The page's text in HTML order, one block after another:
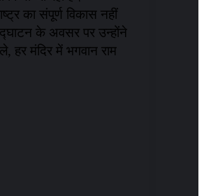
का संपूर्ण विकास नहीं
के अवसर पर उन्होंने
हर मंदिर में भगवान राम